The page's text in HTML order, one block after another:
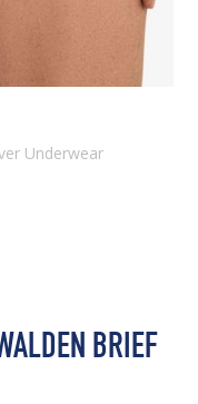
Underwear
BRIEF